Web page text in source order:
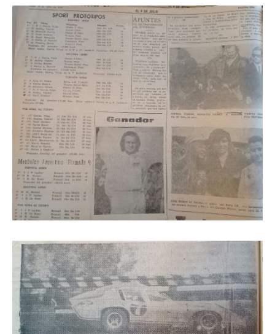
Suscribirme gratis
Dirección de correo electrónico*
Nombre
Apellidos
Número de teléfono